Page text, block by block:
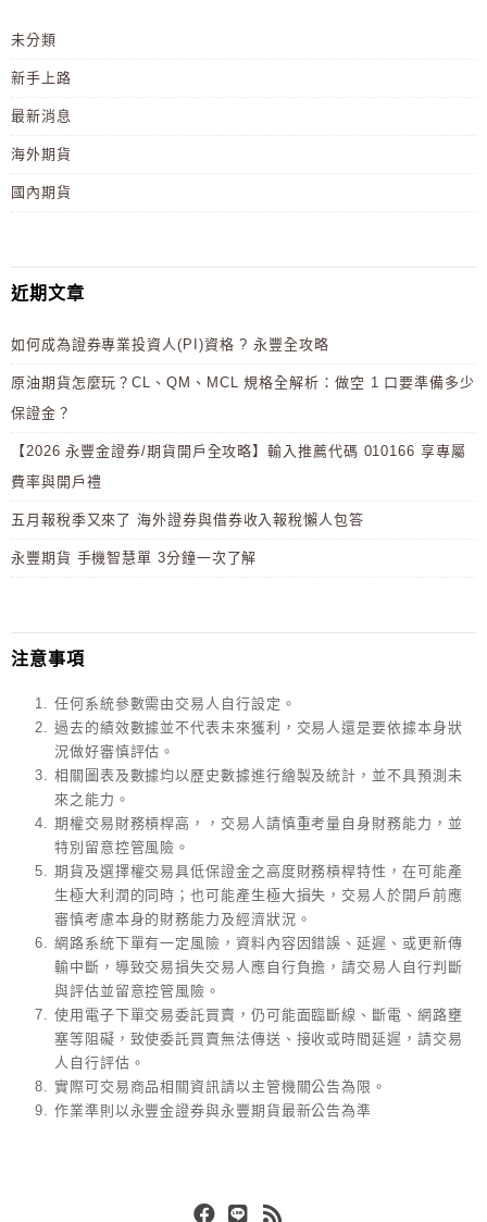
未分類
新手上路
最新消息
海外期貨
國內期貨
近期文章
如何成為證券專業投資人(PI)資格 ? 永豐全攻略
原油期貨怎麼玩？CL、QM、MCL 規格全解析：做空 1 口要準備多少
保證金？
【2026 永豐金證券/期貨開戶全攻略】輸入推薦代碼 010166 享專屬
費率與開戶禮
五月報稅季又來了 海外證券與借券收入報稅懶人包答
永豐期貨 手機智慧單 3分鐘一次了解
注意事項
任何系統參數需由交易人自行設定。
過去的績效數據並不代表未來獲利，交易人還是要依據本身狀
況做好審慎評估。
相關圖表及數據均以歷史數據進行繪製及統計，並不具預測未
來之能力。
期權交易財務槓桿高，，交易人請慎重考量自身財務能力，並
特別留意控管風險。
期貨及選擇權交易具低保證金之高度財務槓桿特性，在可能產
生極大利潤的同時；也可能產生極大損失，交易人於開戶前應
審慎考慮本身的財務能力及經濟狀況。
網路系統下單有一定風險，資料內容因錯誤、延遲、或更新傳
輸中斷，導致交易損失交易人應自行負擔，請交易人自行判斷
與評估並留意控管風險。
使用電子下單交易委託買賣，仍可能面臨斷線、斷電、網路壅
塞等阻礙，致使委託買賣無法傳送、接收或時間延遲，請交易
人自行評估。
實際可交易商品相關資訊請以主管機關公告為限。
作業準則以永豐金證券與永豐期貨最新公告為準